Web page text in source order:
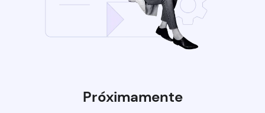
Próximamente